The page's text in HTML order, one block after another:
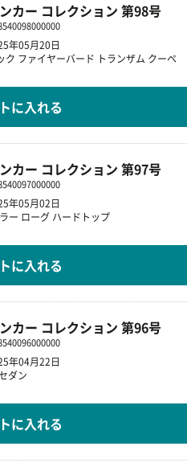
カー コレクション 第98号
年05月20日
ク ファイヤーバード トランザム クーペ
に入れる
カー コレクション 第97号
年05月02日
ー ローグ ハードトップ
に入れる
カー コレクション 第96号
年04月22日
ダン
に入れる